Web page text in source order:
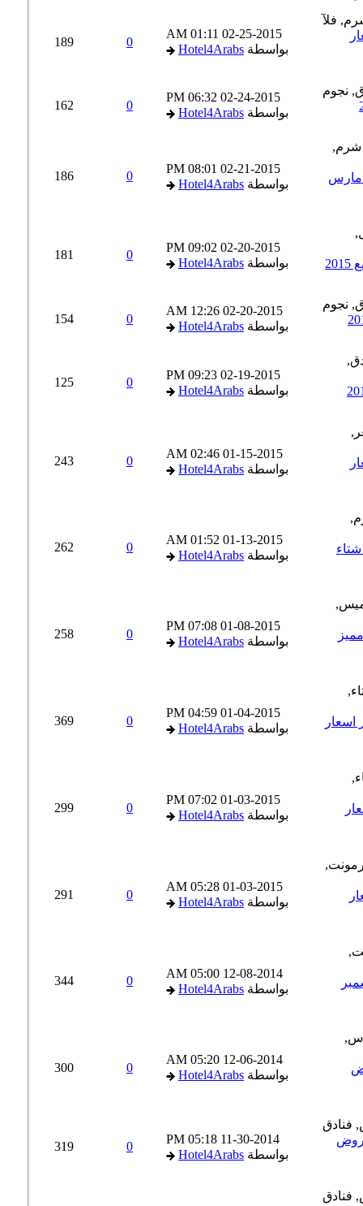
02-25-2015
01:11 AM
بواسطةHotel4Arabs
189
02-24-2015
06:32 PM
بواسطةHotel4Arabs
162
اسعار مارس
02-21-2015
08:01 PM
بواسطةHotel4Arabs
186
02-20-2015
09:02 PM
بواسطةHotel4Arabs
181
02-20-2015
12:26 AM
بواسطةHotel4Arabs
154
02-19-2015
09:23 PM
بواسطةHotel4Arabs
125
01-15-2015
02:46 AM
بواسطةHotel4Arabs
243
اسعار شتاء
01-13-2015
01:52 AM
بواسطةHotel4Arabs
262
140$ سعر مميز
01-08-2015
07:08 PM
بواسطةHotel4Arabs
258
عرض مميز اسعار
01-04-2015
04:59 PM
بواسطةHotel4Arabs
369
01-03-2015
07:02 PM
بواسطةHotel4Arabs
299
01-03-2015
05:28 AM
بواسطةHotel4Arabs
291
12-08-2014
05:00 AM
بواسطةHotel4Arabs
344
عرض
12-06-2014
05:20 AM
بواسطةHotel4Arabs
300
راس السنة 2015 عروض 11-30-2014
05:18 PM
بواسطةHotel4Arabs
319